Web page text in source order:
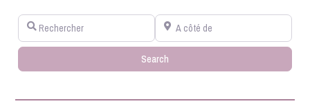
Rechercher A côté de
Search